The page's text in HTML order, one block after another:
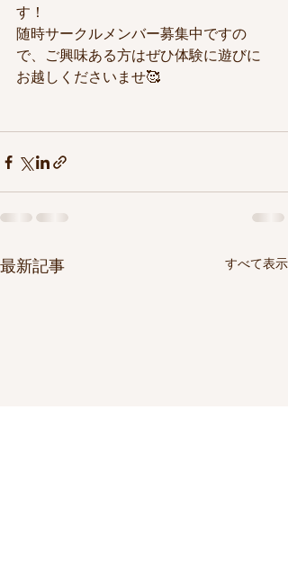
す！
随時サークルメンバー募集中ですの
で、ご興味ある方はぜひ体験に遊びに
お越しくださいませ🥰
最新記事 すべて表示